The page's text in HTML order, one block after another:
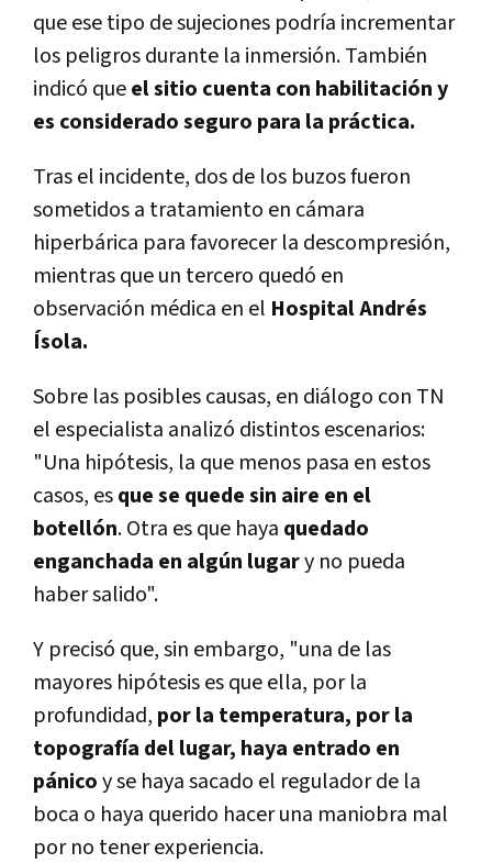
que ese tipo de sujeciones podría incrementar
los peligros durante la inmersión. También
indicó queel sitio cuenta con habilitación y
es considerado seguro para la práctica.
Tras el incidente, dos de los buzos fueron
sometidos a tratamiento en cámara
hiperbárica para favorecer la descompresión,
mientras que un tercero quedó en
observación médica en el Hospital Andrés
Ísola.
Sobre las posibles causas, en diálogo con TN
el especialista analizó distintos escenarios:
"Una hipótesis, la que menos pasa en estos
casos, esque se quede sin aire en el
botellón. Otra es que haya quedado
enganchada en algún lugary no pueda
haber salido".
Y precisó que, sin embargo, "una de las
mayores hipótesis es que ella, por la
profundidad, por la temperatura, por la
topografía del lugar, haya entrado en
pánicoy se haya sacado el regulador de la
boca o haya querido hacer una maniobra mal
por no tener experiencia.